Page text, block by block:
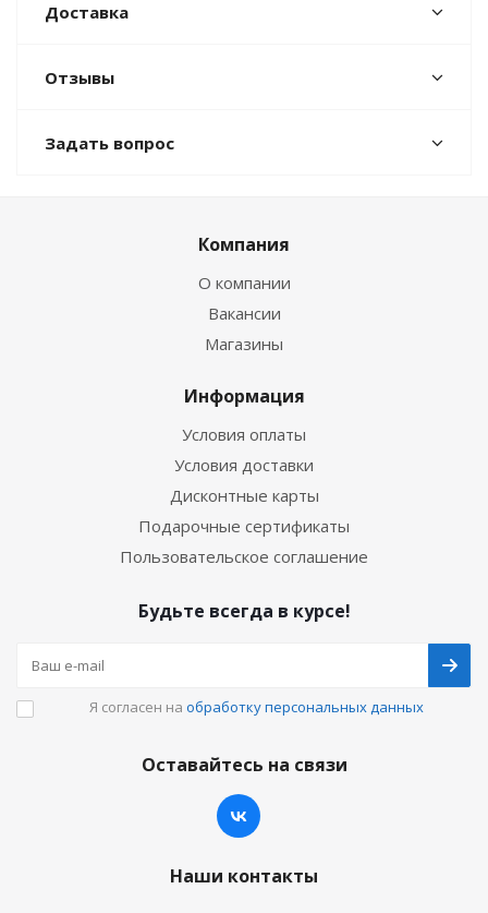
Доставка
Отзывы
Задать вопрос
Компания
О компании
Вакансии
Магазины
Информация
Условия оплаты
Условия доставки
Дисконтные карты
Подарочные сертификаты
Пользовательское соглашение
Будьте всегда в курсе!
Я согласен на обработку персональных данных
Оставайтесь на связи
Наши контакты